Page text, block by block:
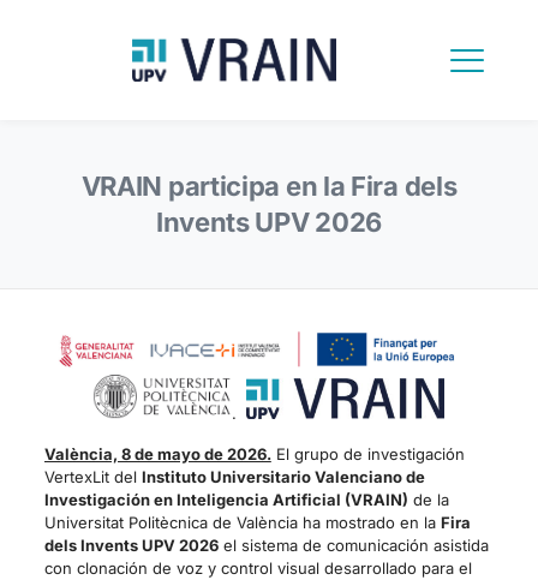
VRAIN participa en la Fira dels
Invents UPV 2026
.
València, 8 de mayo de 2026.El grupo de investigación
VertexLit del Instituto Universitario Valenciano de
Investigación en Inteligencia Artificial (VRAIN) de la
Universitat Politècnica de València ha mostrado en la Fira
dels Invents UPV 2026el sistema de comunicación asistida
con clonación de voz y control visual desarrollado para el